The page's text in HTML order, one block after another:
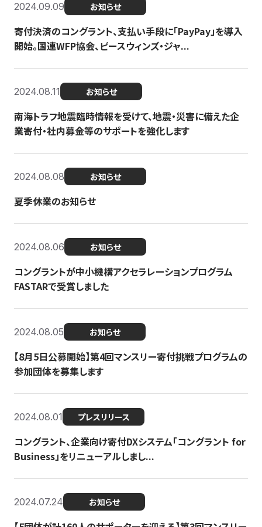
2024.09.09 お知らせ
寄付決済のコングラント、支払い手段に「PayPay」を導入
開始。国連WFP協会、ピースウィンズ・ジャ...
2024.08.11 お知らせ
南海トラフ地震臨時情報を受けて、地震・災害に備えた企
業寄付・社内募金等のサポートを強化します
2024.08.08 お知らせ
夏季休業のお知らせ
2024.08.06 お知らせ
コングラントが中小機構アクセラレーションプログラム
FASTARで受賞しました
2024.08.05 お知らせ
【8月5日公募開始】第4回マンスリー寄付挑戦プログラムの
参加団体を募集します
2024.08.01 プレスリリース
コングラント、企業向け寄付DXシステム「コングラント for
Business」をリニューアルしまし...
2024.07.24 お知らせ